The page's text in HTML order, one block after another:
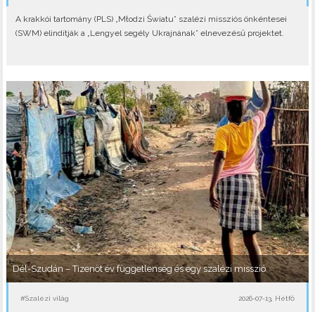
A krakkói tartomány (PLS) „Młodzi Światu” szalézi missziós önkéntesei
(SWM) elindítják a „Lengyel segély Ukrajnának” elnevezésű projektet.
Dél-Szudán – Tizenöt év függetlenség és egy szalézi misszió
#Szalézi világ 2026-07-13, Hétfő